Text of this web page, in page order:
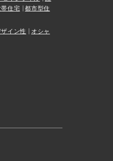
住宅
都市型住
ザイン性
オシャ